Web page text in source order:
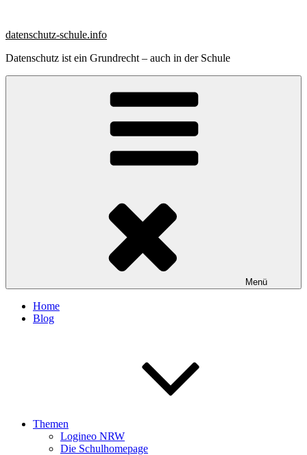
springen
datenschutz-schule.info
Datenschutz ist ein Grundrecht – auch in der Schule
Menü
Home
Blog
Themen
Logineo NRW
Die Schulhomepage